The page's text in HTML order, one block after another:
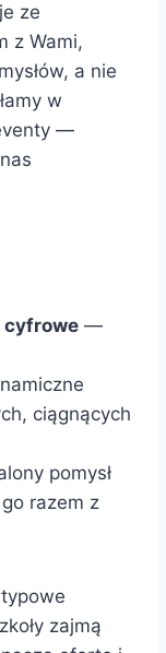
ze
z Wami,
a nie
w
—
cyfrowe —
ciągnących
pomysł
razem z
zajmą